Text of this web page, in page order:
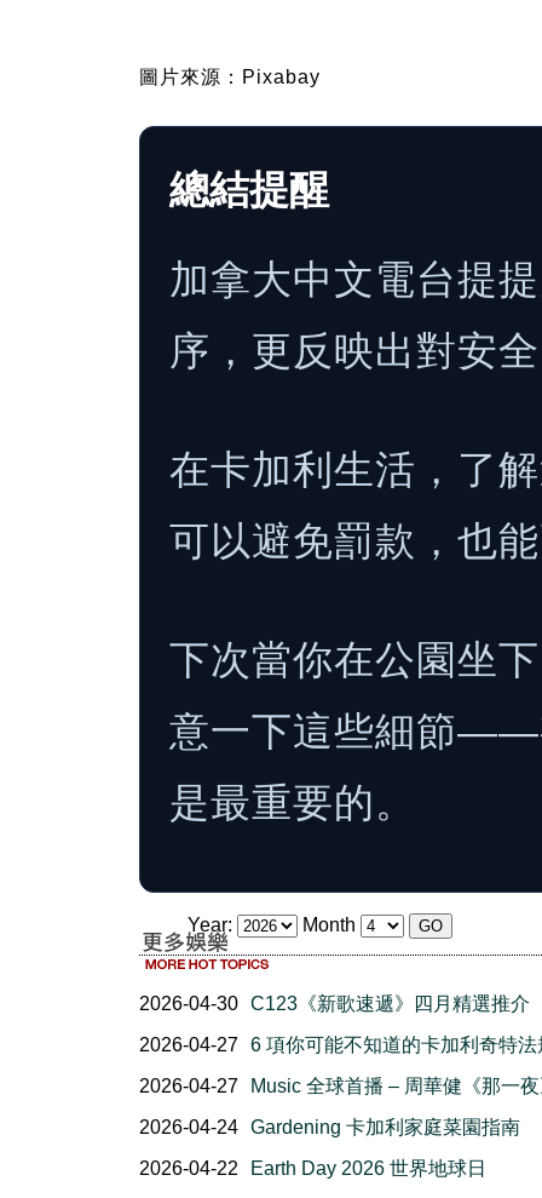
圖片來源：Pixabay
總結提醒
加拿大中文電台提
序，更反映出對安
在卡加利生活，了
可以避免罰款，也
下次當你在公園坐
意一下這些細節——
是最重要的。
Year: Month
2026-04-30 C123《新歌速遞》四月精選推介
2026-04-27 6 項你可能不知道的卡加利奇特法
2026-04-27
Music 全球首播 – 周華健《那一
2026-04-24 Gardening 卡加利家庭菜園指南
2026-04-22
Earth Day 2026 世界地球日